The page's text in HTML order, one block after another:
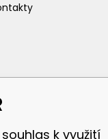
k využití